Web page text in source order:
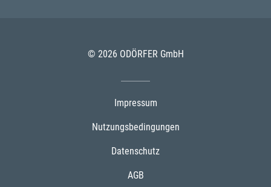
© 2026 ODÖRFER GmbH
Impressum
Nutzungsbedingungen
Datenschutz
AGB